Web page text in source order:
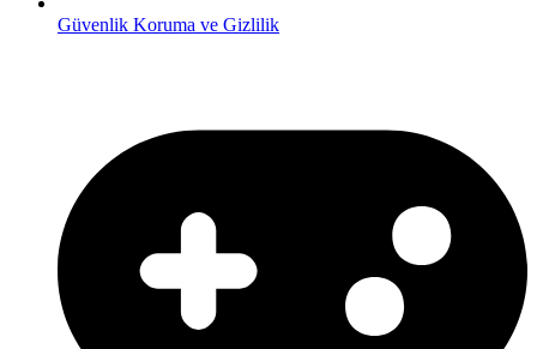
Güvenlik Koruma ve Gizlilik